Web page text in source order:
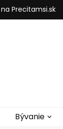
Precitamsi.sk
Bývanie